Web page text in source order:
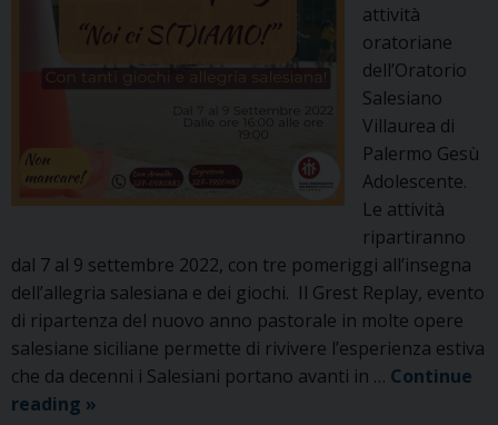
attività
oratoriane
dell’Oratorio
Salesiano
Villaurea di
Palermo Gesù
Adolescente.
Le attività
ripartiranno
dal 7 al 9 settembre 2022, con tre pomeriggi all’insegna
dell’allegria salesiana e dei giochi. Il Grest Replay, evento
di ripartenza del nuovo anno pastorale in molte opere
salesiane siciliane permette di rivivere l’esperienza estiva
che da decenni i Salesiani portano avanti in … Continue
reading Noi
»